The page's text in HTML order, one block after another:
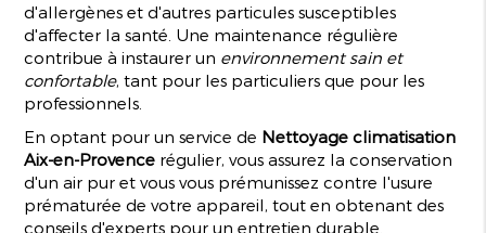
d'allergènes et d'autres particules susceptibles
d'affecter la santé. Une maintenance régulière
contribue à instaurer un environnement sain et
confortable, tant pour les particuliers que pour les
professionnels.
En optant pour un service de Nettoyage climatisation
Aix-en-Provence régulier, vous assurez la conservation
d'un air pur et vous vous prémunissez contre l'usure
prématurée de votre appareil, tout en obtenant des
conseils d'experts pour un entretien durable.